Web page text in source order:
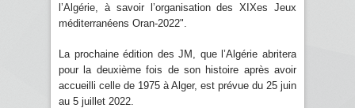
l’Algérie, à savoir l’organisation des XIXes Jeux
méditerranéens Oran-2022".
La prochaine édition des JM, que l’Algérie abritera
pour la deuxième fois de son histoire après avoir
accueilli celle de 1975 à Alger, est prévue du 25 juin
au 5 juillet 2022.